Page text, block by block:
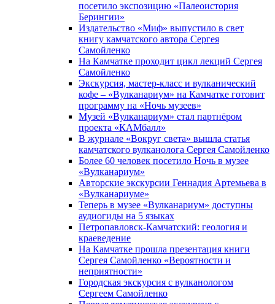
посетило экспозицию «Палеоистория
Берингии»
Издательство «Миф» выпустило в свет
книгу камчатского автора Сергея
Самойленко
На Камчатке проходит цикл лекций Сергея
Самойленко
Экскурсия, мастер-класс и вулканический
кофе – «Вулканариум» на Камчатке готовит
программу на «Ночь музеев»
Музей «Вулканариум» стал партнёром
проекта «КАМбалл»
В журнале «Вокруг света» вышла статья
камчатского вулканолога Сергея Самойленко
Более 60 человек посетило Ночь в музее
«Вулканариум»
Авторские экскурсии Геннадия Артемьева в
«Вулканариуме»
Теперь в музее «Вулканариум» доступны
аудиогиды на 5 языках
Петропавловск-Камчатский: геология и
краеведение
На Камчатке прошла презентация книги
Сергея Самойленко «Вероятности и
неприятности»
Городская экскурсия с вулканологом
Сергеем Самойленко